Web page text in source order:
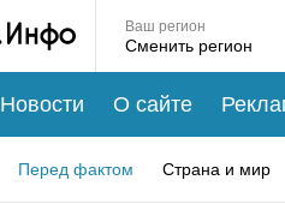
Ваш регион
Новости О сайте
Перед фактом Страна и мир